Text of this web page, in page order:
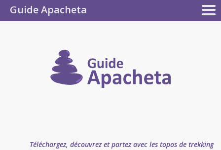
Téléchargez, découvrez et partez avec les topos de trekking
Collection
Guide Apacheta